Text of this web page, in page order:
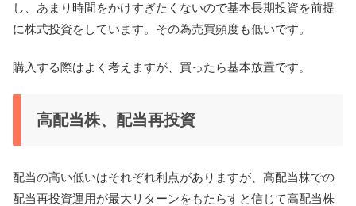
し、あまり時間をかけすぎたくないので基本長期投資を前提
に株式投資をしています。その為売買頻度も低いです。
購入する際はよく考えますが、買ったら基本放置です。
高配当株、配当再投資
配当の高い低いはそれぞれ利点がありますが、高配当株での
配当再投資運用が最大リターンをもたらすと信じて高配当株